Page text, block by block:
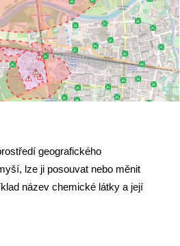
geografického
lze ji posouvat nebo měnit
název chemické látky a její